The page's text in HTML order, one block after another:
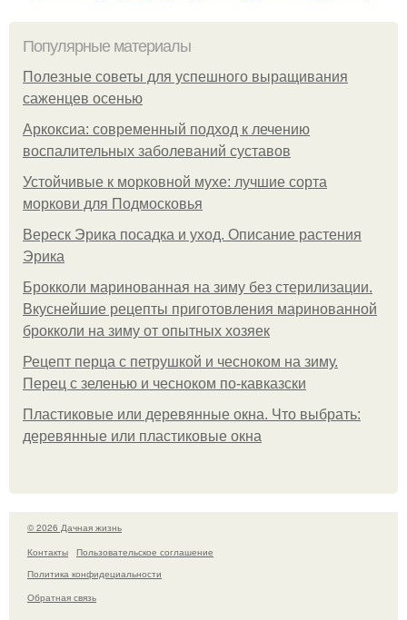
Популярные материалы
Полезные советы для успешного выращивания
саженцев осенью
Аркоксиа: современный подход к лечению
воспалительных заболеваний суставов
Устойчивые к морковной мухе: лучшие сорта
моркови для Подмосковья
Вереск Эрика посадка и уход. Описание растения
Эрика
Брокколи маринованная на зиму без стерилизации.
Вкуснейшие рецепты приготовления маринованной
брокколи на зиму от опытных хозяек
Рецепт перца с петрушкой и чесноком на зиму.
Перец с зеленью и чесноком по-кавказски
Пластиковые или деревянные окна. Что выбрать:
деревянные или пластиковые окна
© 2026 Дачная жизнь
Контакты
Пользовательское соглашение
Политика конфидециальности
Обратная связь